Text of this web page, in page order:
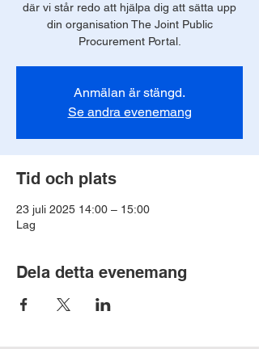
där vi står redo att hjälpa dig att sätta upp
din organisation The Joint Public
Procurement Portal.
Anmälan är stängd.
Se andra evenemang
Tid och plats
23 juli 2025 14:00 – 15:00
Lag
Dela detta evenemang